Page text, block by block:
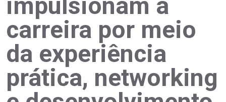
carreira por meio
da experiência
prática, networking